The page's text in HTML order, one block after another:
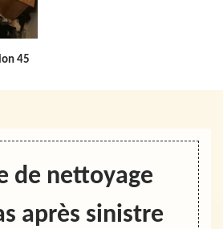
45
de nettoyage
après sinistre